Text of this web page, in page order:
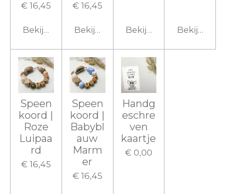
€ 16,45
Bekijk details
€ 16,45
Bekijk detailsBekijk detailsBekijk
Speen
koord |
Roze
Luipaa
rd
€ 16,45
Speen
koord |
Babybl
auw
Marm
er
€ 16,45
Handg
eschre
ven
kaartje
€ 0,00